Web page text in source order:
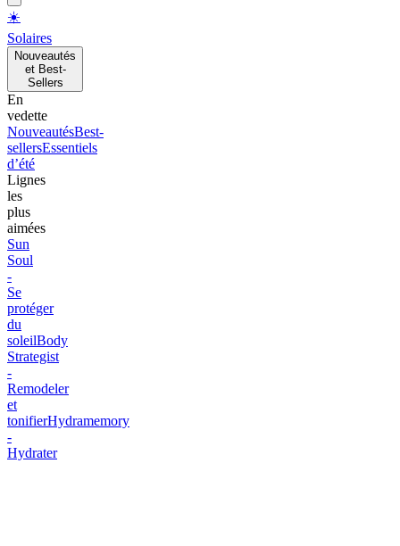
☀️
Solaires
Nouveautés
et Best-
Sellers
En
vedette
NouveautésBest-
sellersEssentiels
d’été
Lignes
les
plus
aimées
Sun
Soul
-
Se
protéger
du
soleilBody
Strategist
-
Remodeler
et
tonifierHydramemory
-
Hydrater